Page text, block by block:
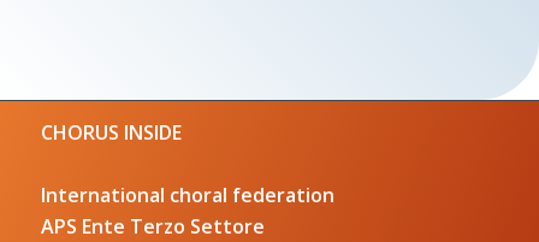
CHORUS INSIDE
International choral federation
APS Ente Terzo Settore